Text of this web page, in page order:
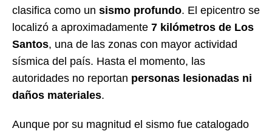
clasifica como un sismo profundo. El epicentro se
localizó a aproximadamente 7 kilómetros de Los
Santos, una de las zonas con mayor actividad
sísmica del país. Hasta el momento, las
autoridades no reportan personas lesionadas ni
daños materiales.
Aunque por su magnitud el sismo fue catalogado